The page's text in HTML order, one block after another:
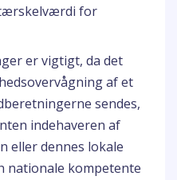
tærskelværdi for
er vigtigt, da det
af et
sendes,
indehaveren af
eller dennes lokale
nationale kompetente